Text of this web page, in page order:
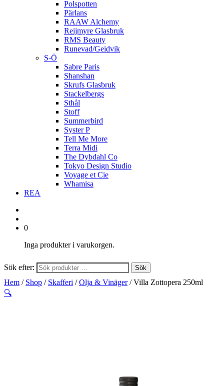
Polspotten
Pärlans
RAAW Alchemy
Reijmyre Glasbruk
RMS Beauty
Runevad/Geidvik
S-Ö
Sabre Paris
Shanshan
Skrufs Glasbruk
Stackelbergs
Sthål
Stoff
Summerbird
Syster P
Tell Me More
Terra Midi
The Dybdahl Co
Tokyo Design Studio
Voyage et Cie
Whamisa
REA
0
Inga produkter i varukorgen.
Sök efter: Sök
Hem / Shop / Skafferi /Olja & Vinäger/ Villa Zottopera 250ml
🔍